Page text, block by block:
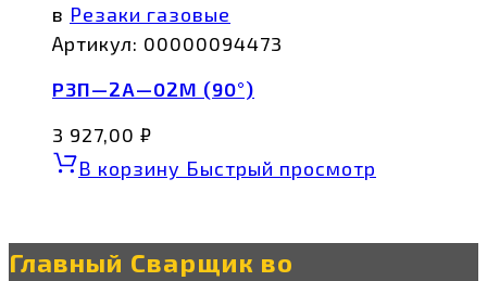
в Резаки газовые
Артикул: 00000094473
Р3П—2А—02М (90°)
3 927,00 ₽
В корзину Быстрый просмотр
Главный Сварщик во